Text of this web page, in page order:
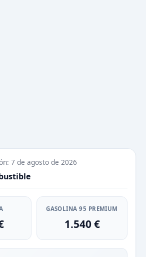
7 de agosto de 2026
GASOLINA 95 PREMIUM
1.540 €